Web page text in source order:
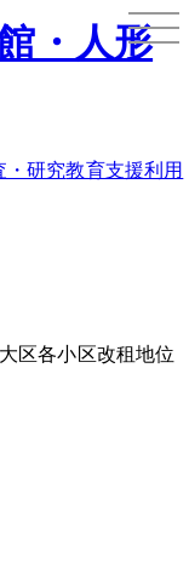
・人形
・研究教育支援利用
区各小区改租地位